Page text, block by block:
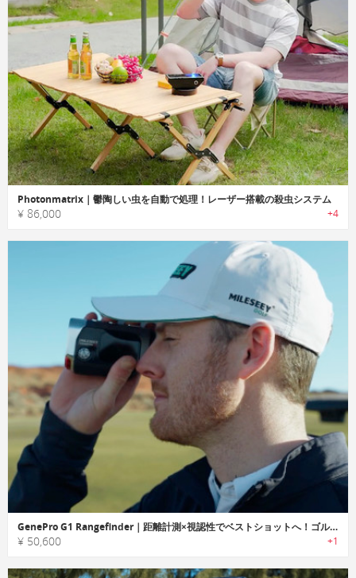
Photonmatrix｜鬱陶しい虫を自動で処理！レーザー搭載の殺虫システム
¥ 86,000 +4
GenePro G1 Rangefinder｜距離計測×視認性でベストショットへ！ゴルフ用スマート計測器
¥ 50,600 +1